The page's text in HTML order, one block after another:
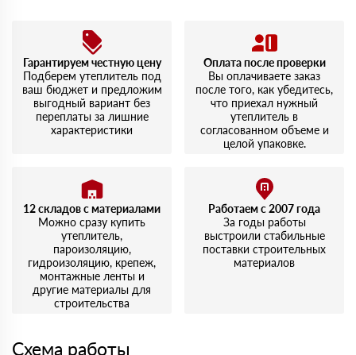
Гарантируем честную цену
Подберем утеплитель под
ваш бюджет и предложим
выгодный вариант без
переплаты за лишние
характеристики
Оплата после проверки
Вы оплачиваете заказ
после того, как убедитесь,
что приехал нужный
утеплитель в
согласованном объеме и
целой упаковке.
12 складов с материалами
Можно сразу купить
утеплитель,
пароизоляцию,
гидроизоляцию, крепеж,
монтажные ленты и
другие материалы для
строительства
Работаем с 2007 года
За годы работы
выстроили стабильные
поставки строительных
материалов
Схема работы